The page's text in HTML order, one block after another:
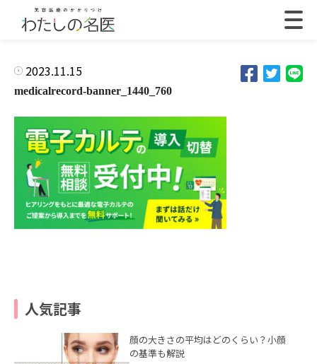
2023.11.15
medicalrecord-banner_1440_760
人気記事
顔の大きさの平均はどのくらい？小顔
の基準も解説